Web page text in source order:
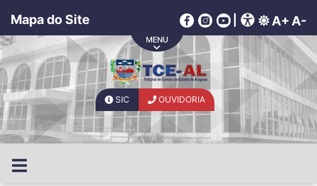
Mapa do Site A+ A-
SIC OUVIDORIA